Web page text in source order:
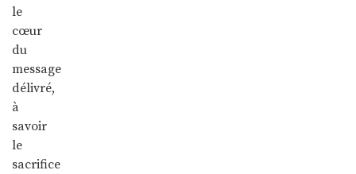
le
cœur
du
message
délivré,
à
savoir
le
sacrifice